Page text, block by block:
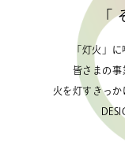
「
「灯火」
皆さまの事
火を灯すきっ